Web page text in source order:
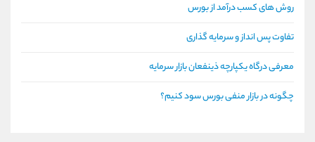
روش های کسب درآمد از بورس
تفاوت پس انداز و سرمایه گذاری
معرفی درگاه یکپارچه ذینفعان بازار سرمایه
چگونه در بازار منفی بورس سود کنیم؟